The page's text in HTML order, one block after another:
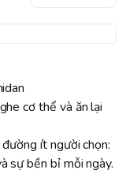
cơ thể và ăn lại
ít người chọn:
sự bền bỉ mỗi ngày.